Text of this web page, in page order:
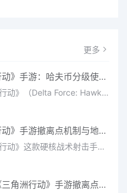
更多
《三角洲行动》手游：哈夫币分级使用策略，玩转不同地图的风险与回报
在《三角洲行动》（Delta Force: Hawk Ops）“烽火地带”模式中，地图被划分为“普通”、“机密”和“绝密”三个
《三角洲行动》手游撤离点机制与地图全攻略深度解析
在《三角洲行动》这款硬核战术射击手游中，撤离是每位干员行动的核心目标。无论你在战场中搜刮了多少高价值物
深度解析《三角洲行动》手游撤离点机制与地图全攻略